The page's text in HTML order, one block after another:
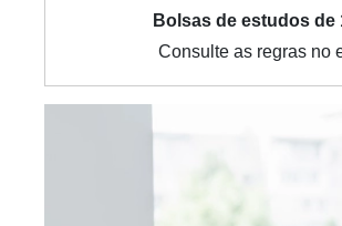
Bolsas de estudos de
Consulte as regras no